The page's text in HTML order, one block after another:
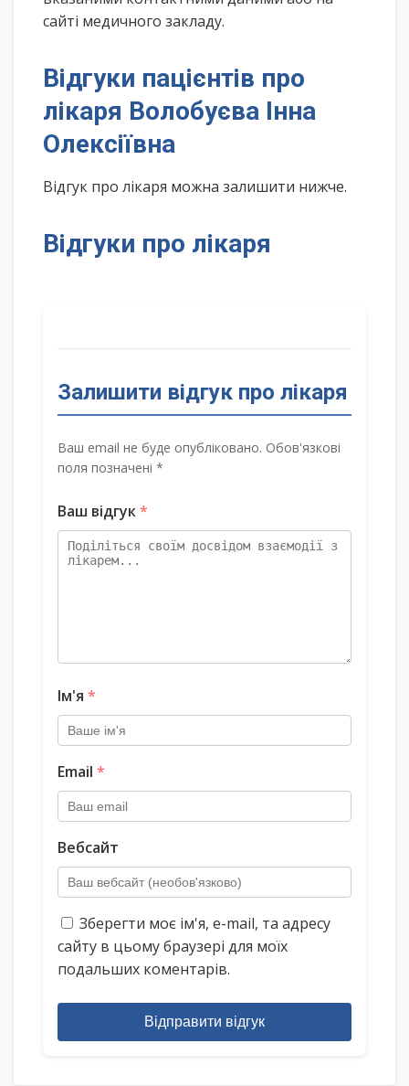
сайті медичного закладу.
Відгуки пацієнтів про
лікаря Волобуєва Інна
Олексіївна
Відгук про лікаря можна залишити нижче.
Відгуки про лікаря
Залишити відгук про лікаря
Ваш email не буде опубліковано. Обов'язкові
поля позначені *
Ваш відгук*
Ім'я *
Email *
Вебсайт
Зберегти моє ім'я, e-mail, та адресу
сайту в цьому браузері для моїх
подальших коментарів.
Відправити відгук